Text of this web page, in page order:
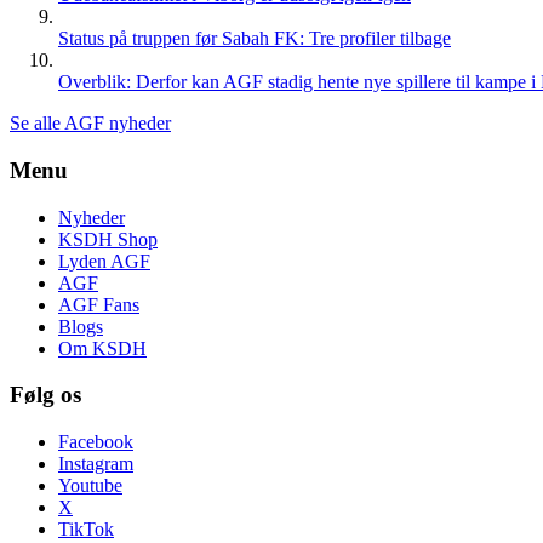
Status på truppen før Sabah FK: Tre profiler tilbage
Overblik: Derfor kan AGF stadig hente nye spillere til kampe i
Se alle AGF nyheder
Menu
Nyheder
KSDH Shop
Lyden AGF
AGF
AGF Fans
Blogs
Om KSDH
Følg os
Facebook
Instagram
Youtube
X
TikTok